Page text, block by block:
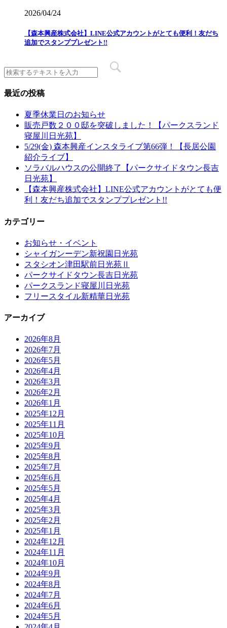
2026/04/24
【森本興産株式会社】LINE公式アカウントがとても便利！友だち
追加でスタンププレゼント!!
最近の投稿
夏季休業日のお知らせ
販売戸数２００邸を突破しました！【パークスランド
寝屋川日光苑】
5/29(金) 森本興産インスタライブ第66弾！【長居公園
紹介ライブ】
ソラバルハウスの公開終了【パークサイドタウン長吉
日光苑】
【森本興産株式会社】LINE公式アカウントがとても便
利！友だち追加でスタンププレゼント!!
カテゴリー
お知らせ・イベント
シャイガンーデン新祝園日光苑
スタシオン津田駅前日光苑Ⅱ
パークサイドタウン長吉日光苑
パークスランド寝屋川日光苑
フリースタイル新精華日光苑
アーカイブ
2026年8月
2026年7月
2026年5月
2026年4月
2026年3月
2026年2月
2026年1月
2025年12月
2025年11月
2025年10月
2025年9月
2025年8月
2025年7月
2025年6月
2025年5月
2025年4月
2025年3月
2025年2月
2025年1月
2024年12月
2024年11月
2024年10月
2024年9月
2024年8月
2024年7月
2024年6月
2024年5月